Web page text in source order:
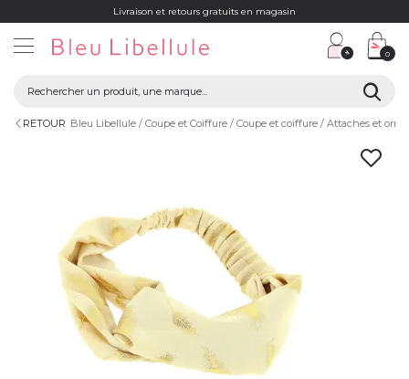
Livraison et retours gratuits en magasin
0
RETOUR Bleu Libellule Coupe et Coiffure Coupe et coiffure Attaches et